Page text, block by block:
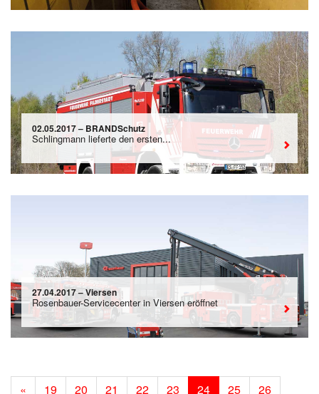
02.05.2017 – BRANDSchutz
Schlingmann lieferte den ersten...
27.04.2017 – Viersen
Rosenbauer-Servicecenter in Viersen eröffnet
« 19 20 21 22 23 24 25
26